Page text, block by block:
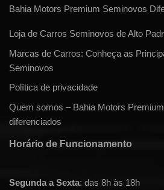
Bahia Motors Premium Seminovos
Loja de Carros Seminovos de Alto
Marcas de Carros: Conheça as
Seminovos
Política de privacidade
Quem somos – Bahia Motors
diferenciados
Horário de Funcionamento
Segunda a Sexta: das 8h às 18h